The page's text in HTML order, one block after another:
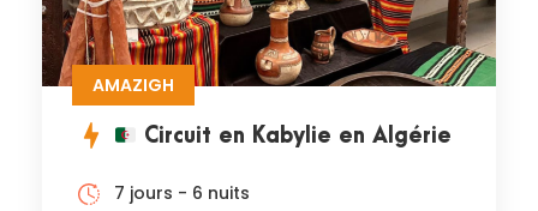
AMAZIGH
Circuit en Kabylie en Algérie
7 jours - 6 nuits